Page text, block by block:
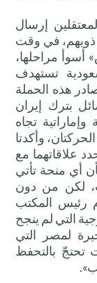
إرسال
ذويهم، في وقت
أسوأ مراحلها،
تستهدف
هذه الحملة
بترك إيران
تجاه
وأكدتا
علاقاتهما مع
أي منحة تأتي
لكن من دون
رئيس المكتب
التي لم ينجح
لمصر التي
تحتجّ بالتحفظ